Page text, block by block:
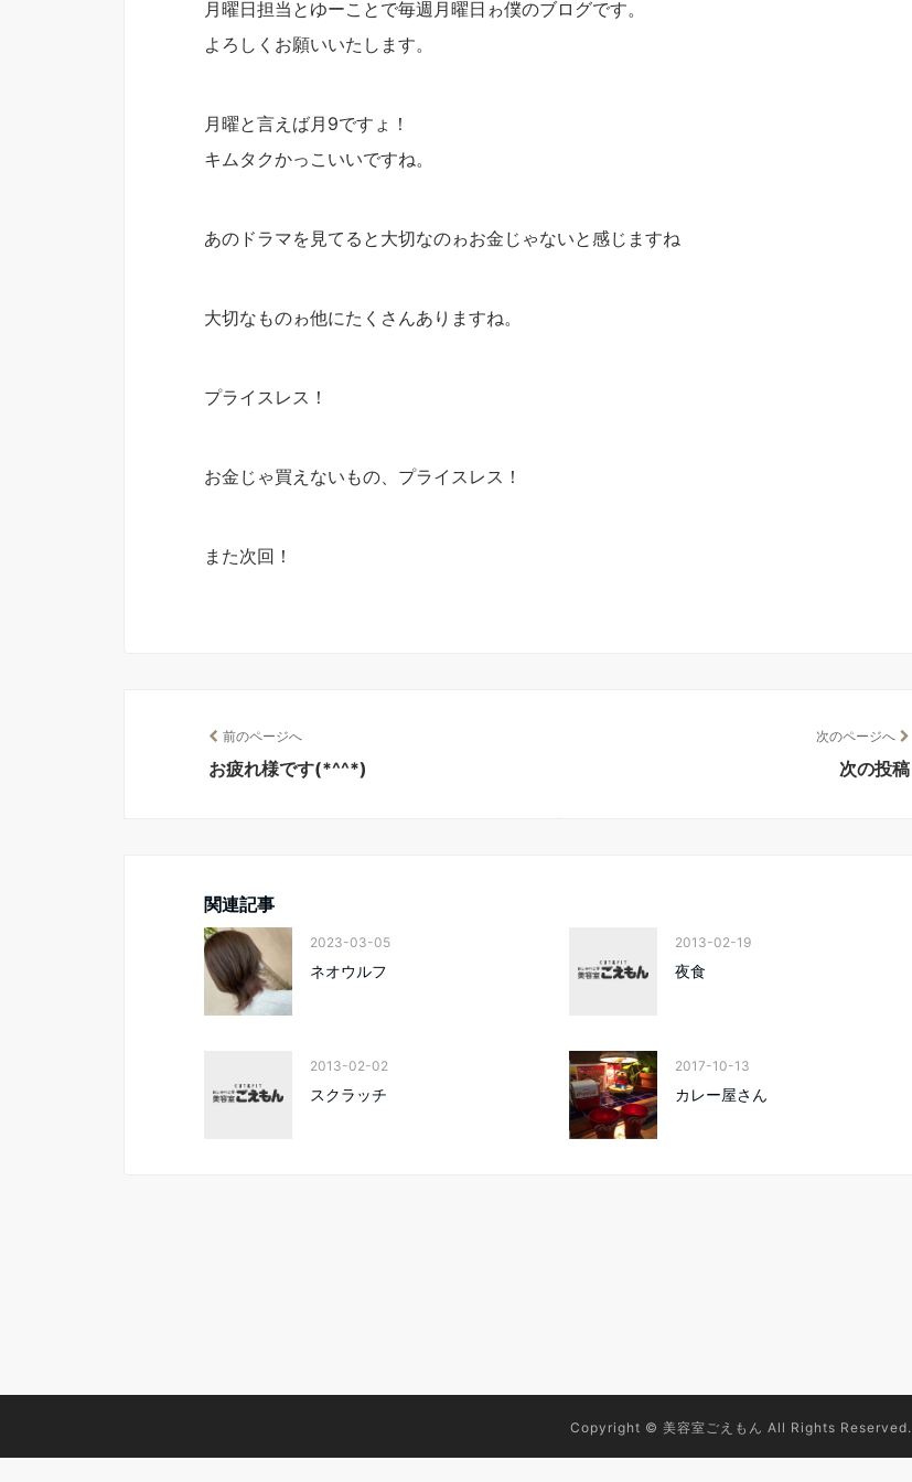
月曜日担当とゆーことで毎週月曜日ゎ僕のブログです。
よろしくお願いいたします。
月曜と言えば月9ですょ！
キムタクかっこいいですね。
あのドラマを見てると大切なのゎお金じゃないと感じますね
大切なものゎ他にたくさんありますね。
プライスレス！
お金じゃ買えないもの、プライスレス！
また次回！
前のページへ
お疲れ様です(*^^*)
次のページへ
次の投稿
関連記事
2023-03-05
ネオウルフ
2013-02-19
夜食
2013-02-02
スクラッチ
2017-10-13
カレー屋さん
Copyright © 美容室ごえもん All Rights Reserved.